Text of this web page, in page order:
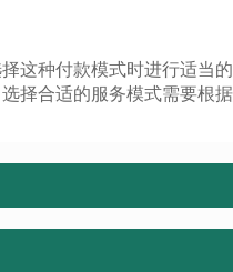
这种付款模式时进行适当
择合适的服务模式需要根